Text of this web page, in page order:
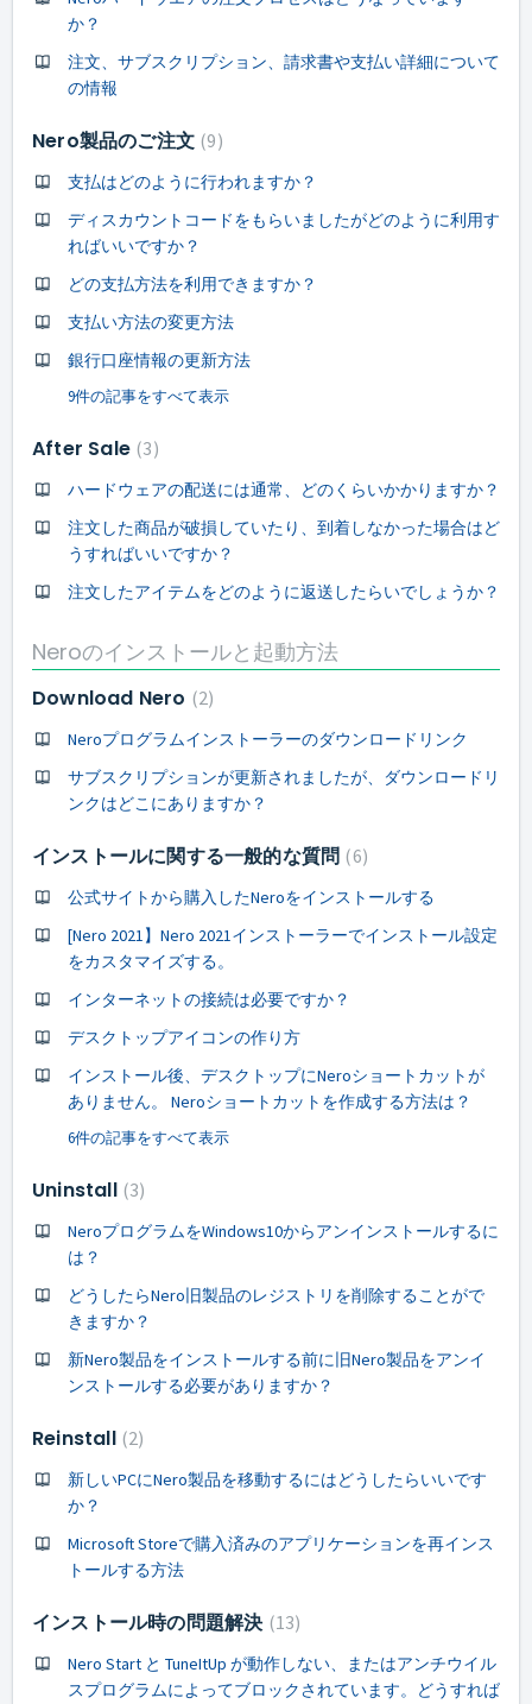
か？
注文、サブスクリプション、請求書や支払い詳細について
の情報
Nero製品のご注文 9
支払はどのように行われますか？
ディスカウントコードをもらいましたがどのように利用す
ればいいですか？
どの支払方法を利用できますか？
支払い方法の変更方法
銀行口座情報の更新方法
9件の記事をすべて表示
After Sale 3
ハードウェアの配送には通常、どのくらいかかりますか？
注文した商品が破損していたり、到着しなかった場合はど
うすればいいですか？
注文したアイテムをどのように返送したらいでしょうか？
Neroのインストールと起動方法
Download Nero 2
Neroプログラムインストーラーのダウンロードリンク
サブスクリプションが更新されましたが、ダウンロードリ
ンクはどこにありますか？
インストールに関する一般的な質問 6
公式サイトから購入したNeroをインストールする
[Nero 2021】Nero 2021インストーラーでインストール設定
をカスタマイズする。
インターネットの接続は必要ですか？
デスクトップアイコンの作り方
インストール後、デスクトップにNeroショートカットが
ありません。 Neroショートカットを作成する方法は？
6件の記事をすべて表示
Uninstall 3
NeroプログラムをWindows10からアンインストールするに
は？
どうしたらNero旧製品のレジストリを削除することがで
きますか？
新Nero製品をインストールする前に旧Nero製品をアンイ
ンストールする必要がありますか？
Reinstall 2
新しいPCにNero製品を移動するにはどうしたらいいです
か？
Microsoft Storeで購入済みのアプリケーションを再インス
トールする方法
インストール時の問題解決 13
Nero Start と TuneItUp が動作しない、またはアンチウイル
スプログラムによってブロックされています。どうすれば